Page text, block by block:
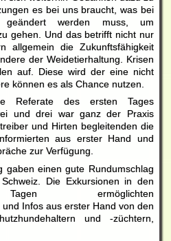
es bei uns braucht, was bei
werden muss, um
gehen. Und das betrifft nicht nur
allgemein die Zukunftsfähigkeit
der Weidetierhaltung. Krisen
auf. Diese wird der eine nicht
können es als Chance nutzen.
Referate des ersten Tages
und drei war ganz der Praxis
und Hirten begleitenden die
aus erster Hand und
zur Verfügung.
gaben einen gute Rundumschlag
Die Exkursionen in den
Tagen ermöglichten
Infos aus erster Hand von den
und -züchtern,